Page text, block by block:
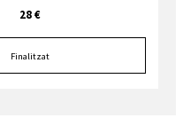
28 €
Finalitzat